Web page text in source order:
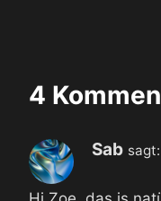
4
Sab sagt: